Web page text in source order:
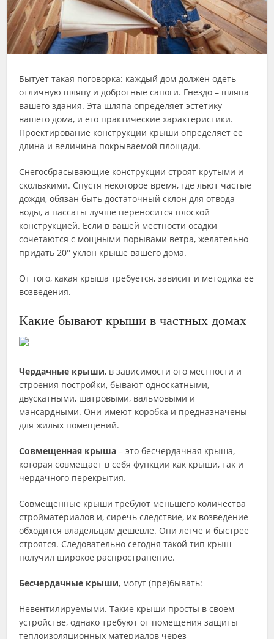
Бытует такая поговорка: каждый дом должен одеть
отличную шляпу и добротные сапоги. Гнездо – шляпа
вашего здания. Эта шляпа определяет эстетику
вашего дома, и его практические характеристики.
Проектирование конструкции крыши определяет ее
длина и величина покрываемой площади.
Снегосбрасывающие конструкции строят крутыми и
скользкими. Спустя некоторое время, где льют частые
дожди, обязан быть достаточный склон для отвода
воды, а пассаты лучше переносится плоской
конструкцией. Если в вашей местности осадки
сочетаются с мощными порывами ветра, желательно
придать 20° уклон крыше вашего дома.
От того, какая крыша требуется, зависит и методика ее
возведения.
Какие бывают крыши в частных домах
Чердачные крыши, в зависимости ото местности и
строения постройки, бывают односкатными,
двускатными, шатровыми, вальмовыми и
мансардными. Они имеют коробка и предназначены
для жилых помещений.
Совмещенная крыша – это бесчердачная крыша,
которая совмещает в себя функции как крыши, так и
чердачного перекрытия.
Совмещенные крыши требуют меньшего количества
стройматериалов и, сиречь следствие, их возведение
обходится владельцам дешевле. Они легче и быстрее
строятся. Следовательно сегодня такой тип крыш
получил широкое распространение.
Бесчердачные крыши, могут (пре)бывать:
Невентилируемыми. Такие крыши просты в своем
устройстве, однако требуют от помещения защиты
теплоизоляционных материалов через